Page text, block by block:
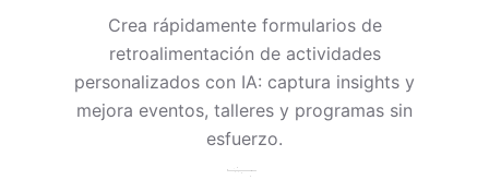
INICIAR SESIÓN
Crea rápidamente formularios de
retroalimentación de actividades
personalizados con IA: captura insights y
mejora eventos, talleres y programas sin
esfuerzo.